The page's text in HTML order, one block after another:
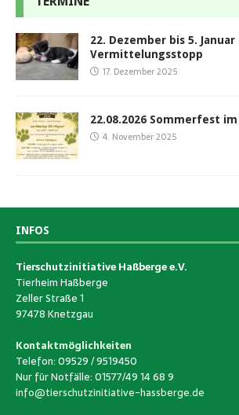
22. Dezember bis 5. Januar
Vermittelungsstopp
17. Dezember 2025
22.08.2026 Sommerfest
4. November 2025
INFOS
Tierschutzinitiative Haßberge e.V.
Tierheim Haßberge
Zeller Straße 1
97478 Knetzgau
Kontaktmöglichkeiten
Telefon: 09529 / 9519450
Nur für Notfälle: 01577/49 14 68 9
info@tierschutzinitiative-hassberge.de